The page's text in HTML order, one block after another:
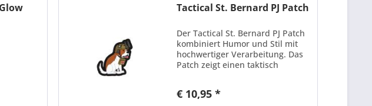
Tactical St. Bernard PJ Patch
Der Tactical St. Bernard PJ Patch
kombiniert Humor und Stil mit
hochwertiger Verarbeitung. Das
Patch zeigt einen taktisch
gelungene Mischung aus
€ 10,95 *